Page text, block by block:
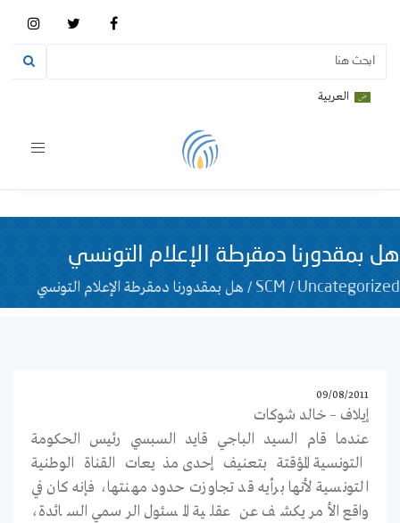
العربية
Toggle
هل بمقدورنا دمقرطة الإعلام التونسي
SCM / Uncategorized
/ هل بمقدورنا دمقرطة الإعلام التونسي
09/08/2011
إيلاف – خالد شوكات
عندما قام السيد الباجي قايد السبسي رئيس الحكومة
التونسية المؤقتة بتعنيف إحدى مذيعات القناة الوطنية
التونسية لأنها برأيه قد تجاوزت حدود مهنتها، فإنه كان في
واقع الأمر يكشف عن عقلية المسئول الرسمي السائدة،